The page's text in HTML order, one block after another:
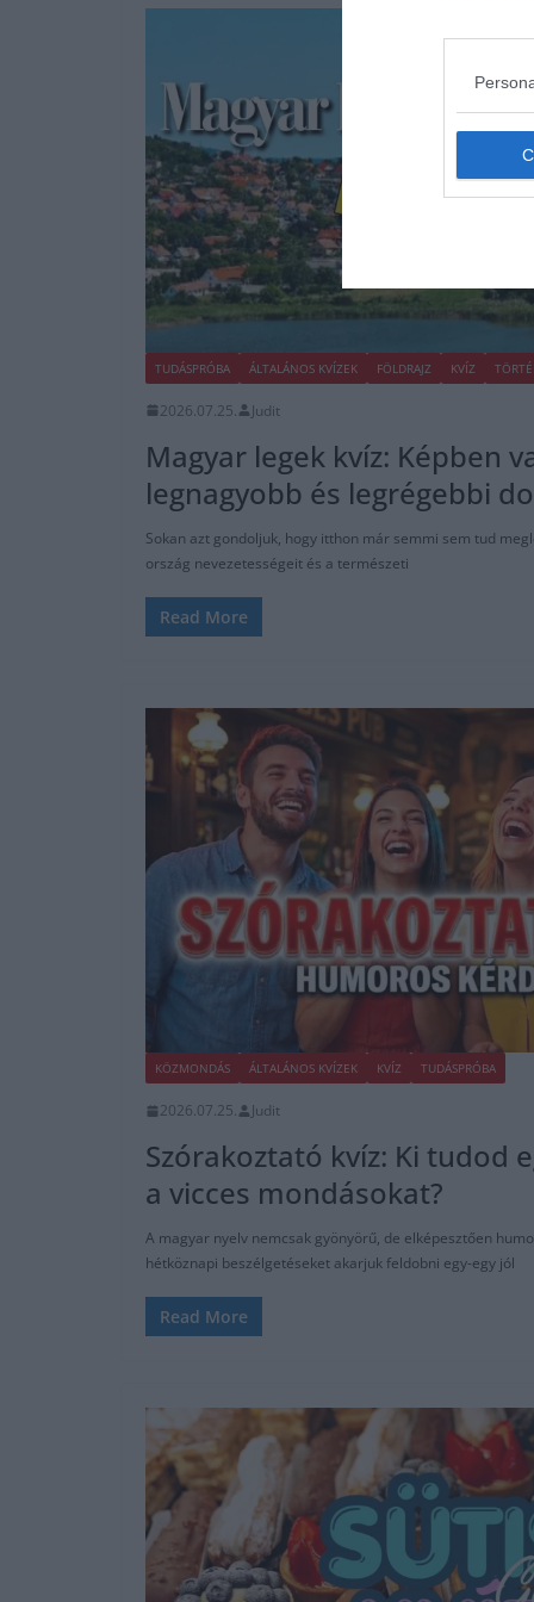
TUDÁSPRÓBA ÁLTALÁNOS KVÍZEK FÖLDRAJZ KVÍZ
2026.07.25. Judit
Magyar legek kvíz: Képben
legnagyobb és legrégebbi
Sokan azt gondoljuk, hogy itthon már semmi sem tud
ország nevezetességeit és a természeti
Read More
KÖZMONDÁS ÁLTALÁNOS KVÍZEK KVÍZ TUDÁSPRÓBA
2026.07.25. Judit
Szórakoztató kvíz: Ki tudod
a vicces mondásokat?
A magyar nyelv nemcsak gyönyörű, de elképesztően
hétköznapi beszélgetéseket akarjuk feldobni egy-egy jól
Read More